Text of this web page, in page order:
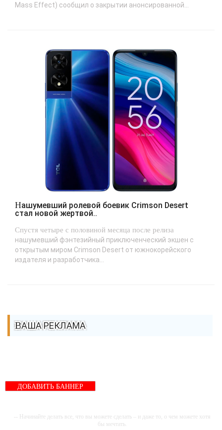
Mass Effect) сообщил о закрытии анонсированной...
Нашумевший ролевой боевик Crimson Desert
стал новой жертвой..
Спустя четыре с половиной месяца после релиза
нашумевший фэнтезийный приключенческий экшен с
открытым миром Crimson Desert от южнокорейского
издателя и разработчика...
ВАША РЕКЛАМА
ДОБАВИТЬ БАННЕР
-- Начинайте делать все, что вы можете сделать – и даже то, о чем можете хотя
бы мечтать.